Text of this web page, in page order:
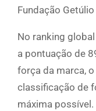
Fundação
No ranking
a pontuação de
força da marca,
classificação de
máxima possível.